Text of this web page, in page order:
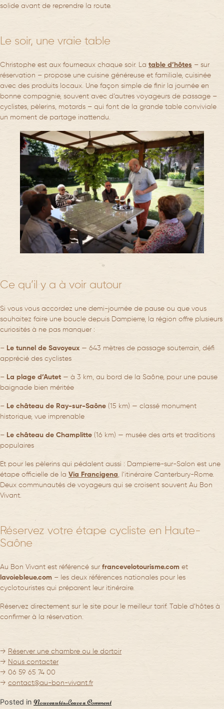
La Maison
Les Chambres
solide avant de reprendre la route.
Le soir, une vraie table
Christophe est aux fourneaux chaque soir. La table d’hôtes – sur
réservation – propose une cuisine généreuse et familiale, cuisinée
avec des produits locaux. Une façon simple de finir la journée en
bonne compagnie, souvent avec d’autres voyageurs de passage –
cyclistes, pèlerins, motards – qui font de la grande table conviviale
un moment de partage inattendu.
Ce qu’il y a à voir autour
Si vous vous accordez une demi-journée de pause ou que vous
souhaitez faire une boucle depuis Dampierre, la région offre plusieurs
curiosités à ne pas manquer :
– Le tunnel de Savoyeux — 643 mètres de passage souterrain, défi
apprécié des cyclistes
– La plage d’Autet — à 3 km, au bord de la Saône, pour une pause
baignade bien méritée
– Le château de Ray-sur-Saône (15 km) — classé monument
historique, vue imprenable
– Le château de Champlitte (16 km) — musée des arts et traditions
populaires
Et pour les pèlerins qui pédalent aussi : Dampierre-sur-Salon est une
étape officielle de la Via Francigena , l’itinéraire Canterbury-Rome.
Deux communautés de voyageurs qui se croisent souvent Au Bon
Vivant.
Réservez votre étape cycliste en Haute-
Saône
Au Bon Vivant est référencé sur francevelotourisme.com et
lavoiebleue.com – les deux références nationales pour les
cyclotouristes qui préparent leur itinéraire.
Réservez directement sur le site pour le meilleur tarif. Table d’hôtes à
confirmer à la réservation.
→ Réserver une chambre ou le dortoir
→ Nous contacter
→ 06 59 65 74 00
→ contact@au-bon-vivant.fr
Posted in NouveautésLeave a Commenton